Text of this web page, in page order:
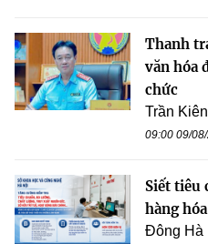
Thanh
văn hóa
chức
Trần Kiên
09:00 09/
Siết tiêu
hàng
Đông Hà